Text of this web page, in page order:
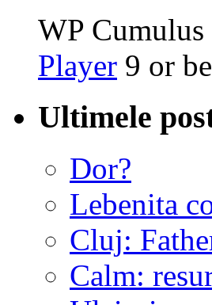
WP
Player 9 or
Ultimele
Dor?
Lebenita
Cluj:
Calm: